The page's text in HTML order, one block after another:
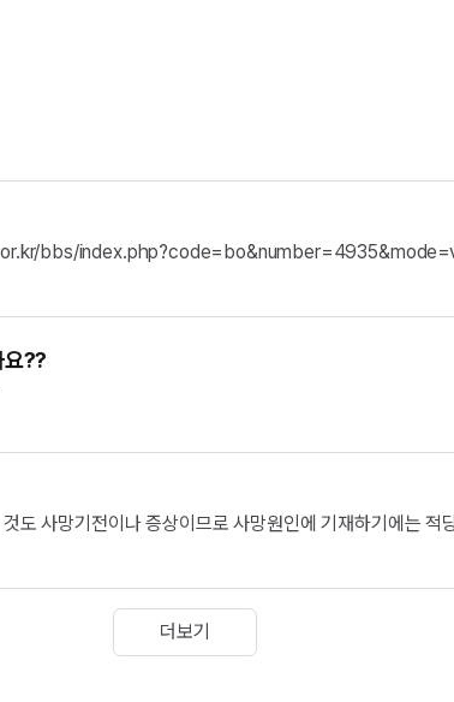
bbs/
요??
사망기전이나 증상이므로 사망원인에 기재하기에는 적
맥류, 간경변증, B형 간염 ...
더보기